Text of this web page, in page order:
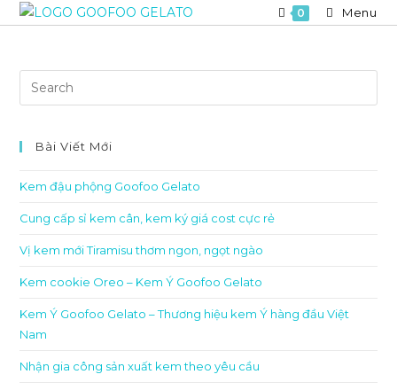
Skip
0 Menu
Bài Viết Mới
Kem đậu phộng Goofoo Gelato
Cung cấp sỉ kem cân, kem ký giá cost cực rẻ
Vị kem mới Tiramisu thơm ngon, ngọt ngào
Kem cookie Oreo – Kem Ý Goofoo Gelato
Kem Ý Goofoo Gelato – Thương hiệu kem Ý hàng đầu Việt
Nam
Nhận gia công sản xuất kem theo yêu cầu